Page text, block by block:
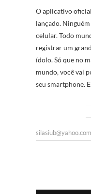
O aplicativo
lançado.
celular. Todo
registrar um
ídolo. Só que no
mundo, você vai
seu smartphone.